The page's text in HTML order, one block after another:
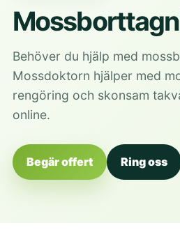
Behöver du hjälp med
Mossdoktorn hjälper med
rengöring och skonsam
online.
Begär offert Ring oss